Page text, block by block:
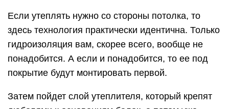
Если утеплять нужно со стороны потолка, то
здесь технология практически идентична. Только
гидроизоляция вам, скорее всего, вообще не
понадобится. А если и понадобится, то ее под
покрытие будут монтировать первой.
Затем пойдет слой утеплителя, который крепят